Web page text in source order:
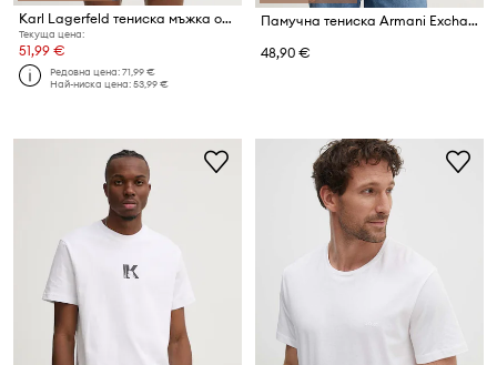
Karl Lagerfeld тениска мъжка от памук
Текуща цена:
51,99 €
Редовна цена:71,99 €
Най-ниска цена:53,99 €
Памучна тениска Armani Exchange
48,90 €